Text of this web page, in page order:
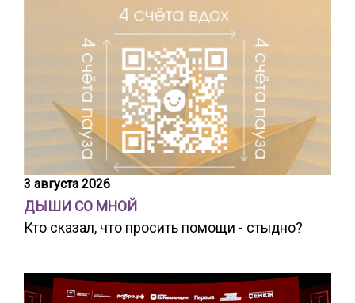
3 августа 2026
ДЫШИ СО МНОЙ
Кто сказал, что просить помощи - стыдно?